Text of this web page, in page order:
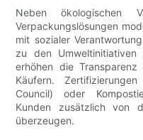
Neben ökologischen
Verpackungslösungen
mit sozialer
zu den
erhöhen die
Käufern.
Council) oder
Kunden zusätzlich von
überzeugen.